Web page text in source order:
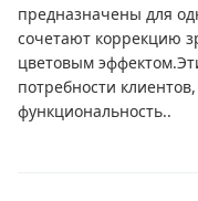
предназначены для
сочетают коррекцию
цветовым
потребности
функциональность..